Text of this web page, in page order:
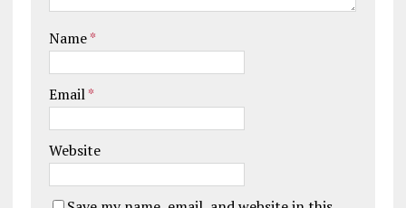
Name*
Email*
Website